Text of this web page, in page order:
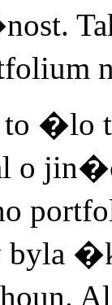
�lo
o